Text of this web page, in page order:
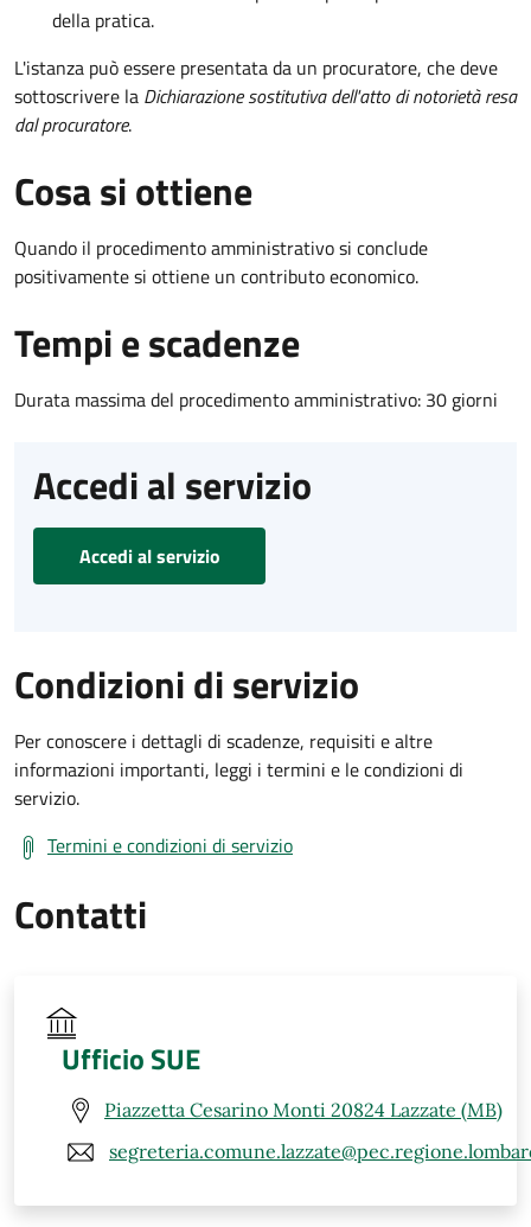
della pratica.
L'istanza può essere presentata da un procuratore, che deve
sottoscrivere la Dichiarazione sostitutiva dell'atto di notorietà resa
dal procuratore.
Cosa si ottiene
Quando il procedimento amministrativo si conclude
positivamente si ottiene un contributo economico.
Tempi e scadenze
Durata massima del procedimento amministrativo: 30 giorni
Accedi al servizio
Accedi al servizio
Condizioni di servizio
Per conoscere i dettagli di scadenze, requisiti e altre
informazioni importanti, leggi i termini e le condizioni di
servizio.
Termini e condizioni di servizio
Contatti
Ufficio SUE
Piazzetta Cesarino Monti 20824 Lazzate (MB)